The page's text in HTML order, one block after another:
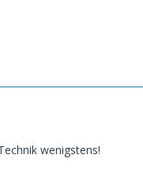
wenigstens!